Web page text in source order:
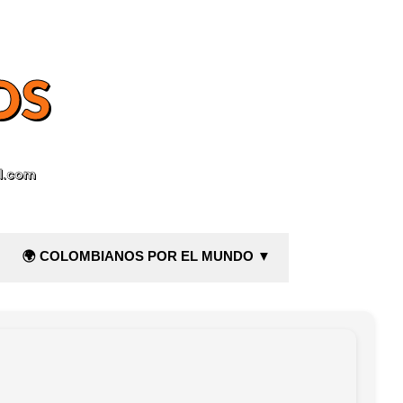
🌍 COLOMBIANOS POR EL MUNDO ▼